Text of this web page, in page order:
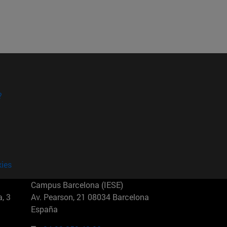
3
Campus Barcelona (IESE)
Av. Pearson, 21 08034 Barcelona
España